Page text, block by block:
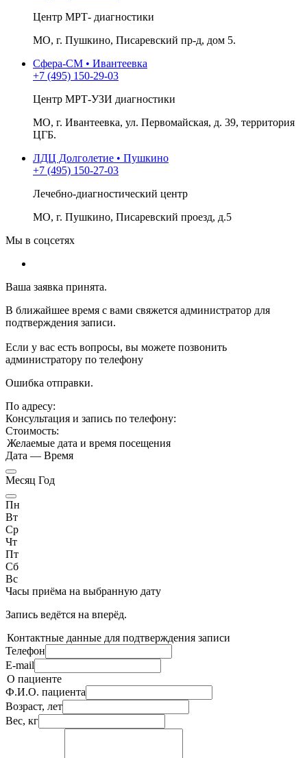
Центр МРТ- диагностики
МО, г. Пушкино, Писаревский пр-д, дом 5.
Сфера-СМ • Ивантеевка
+7 (495) 150-29-03
Центр МРТ-УЗИ диагностики
МО, г. Ивантеевка, ул. Первомайская, д. 39, территория
ЦГБ.
ЛДЦ Долголетие • Пушкино
+7 (495) 150-27-03
Лечебно-диагностический центр
МО, г. Пушкино, Писаревский проезд, д.5
Мы в соцсетях
Ваша заявка принята.
В ближайшее время с вами свяжется администратор для
подтверждения записи.
Если у вас есть вопросы, вы можете позвонить
администратору по телефону
Ошибка отправки.
По адресу:
Консультация и запись по телефону:
Стоимость:
Желаемые дата и время посещения
Дата — Время
Месяц Год
Пн
Вт
Ср
Чт
Пт
Сб
Вс
Часы приёма на выбранную дату
Запись ведётся на вперёд.
Контактные данные для подтверждения записи
Телефон
E-mail
О пациенте
Ф.И.О. пациента
Возраст, лет
Вес, кг